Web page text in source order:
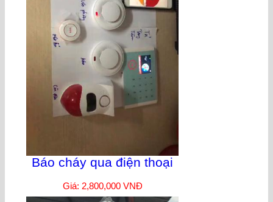
Báo cháy qua điện thoại
Giá: 2,800,000 VNĐ